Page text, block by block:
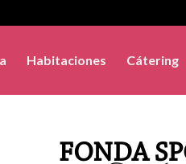
Habitaciones Cátering